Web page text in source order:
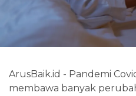
ArusBaik.id - Pandemi
membawa banyak